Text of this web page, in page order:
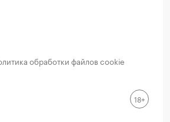
обработки файлов cookie
18+